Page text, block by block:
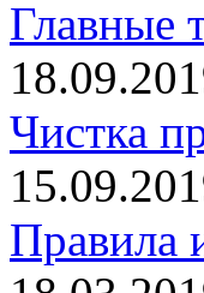
Главные
Чистка
Правила